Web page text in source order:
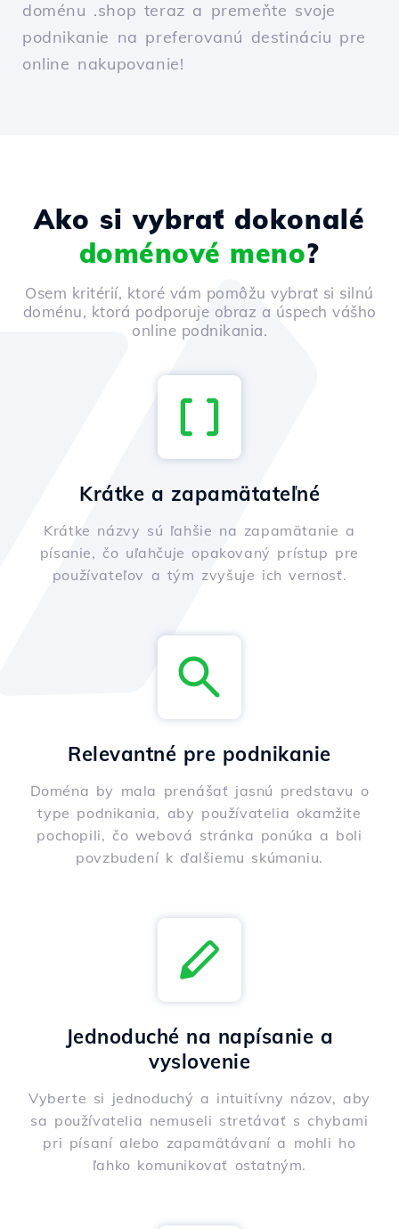
doménu .shop teraz a premeňte svoje
podnikanie na preferovanú destináciu pre
online nakupovanie!
Ako si vybrať dokonalé
doménové meno?
Osem kritérií, ktoré vám pomôžu vybrať si silnú
doménu, ktorá podporuje obraz a úspech vášho
online podnikania.
Krátke a zapamätateľné
Krátke názvy sú ľahšie na zapamätanie a
písanie, čo uľahčuje opakovaný prístup pre
používateľov a tým zvyšuje ich vernosť.
Relevantné pre podnikanie
Doména by mala prenášať jasnú predstavu o
type podnikania, aby používatelia okamžite
pochopili, čo webová stránka ponúka a boli
povzbudení k ďalšiemu skúmaniu.
Jednoduché na napísanie a
vyslovenie
Vyberte si jednoduchý a intuitívny názov, aby
sa používatelia nemuseli stretávať s chybami
pri písaní alebo zapamätávaní a mohli ho
ľahko komunikovať ostatným.